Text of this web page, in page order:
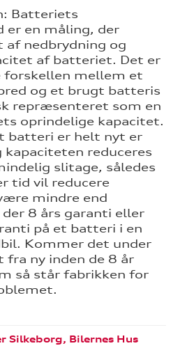
Batteriets
er en måling, der
af nedbrydning og
af batteriet. Det er
mellem et
og et brugt batteris
repræsenteret som en
oprindelige kapacitet.
batteri er helt nyt er
reduceres
slitage, således
tid vil reducere
mindre end
8 års garanti eller
på et batteri i en
Kommer det under
fra ny inden de 8 år
så står fabrikken for
Silkeborg, Bilernes Hus